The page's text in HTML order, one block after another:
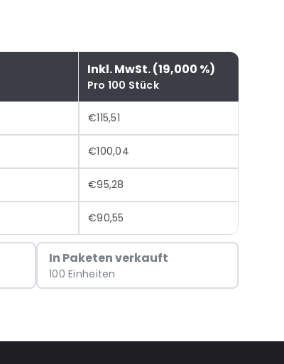
Inkl. MwSt. (19,000 %)
Pro 100 Stück
€115,51
€100,04
€95,28
€90,55
In Paketen verkauft
100 Einheiten